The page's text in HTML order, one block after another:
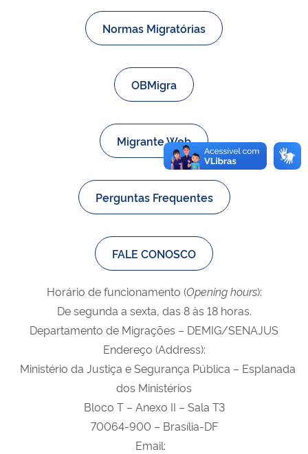
Normas Migratórias
OBMigra
Migrante Web
Perguntas Frequentes
FALE CONOSCO
Horário de funcionamento (Opening hours):
De segunda a sexta, das 8 às 18 horas.
Departamento de Migrações – DEMIG/SENAJUS
Endereço (Address):
Ministério da Justiça e Segurança Pública – Esplanada
dos Ministérios
Bloco T – Anexo II – Sala T3
70064-900 – Brasília-DF
Email: